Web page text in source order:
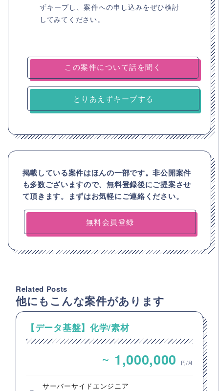
ずキープし、案件への申し込みをぜひ検討
してみてください。
とりあえずキープする
掲載している案件はほんの一部です。非公開案件
も多数ございますので、無料登録後にご提案させ
て頂きます。まずはお気軽にご連絡ください。
無料会員登録
Related Posts
他にもこんな案件があります
【データ基盤】化学/素材
~ 1,000,000 円/月
サーバーサイドエンジニア